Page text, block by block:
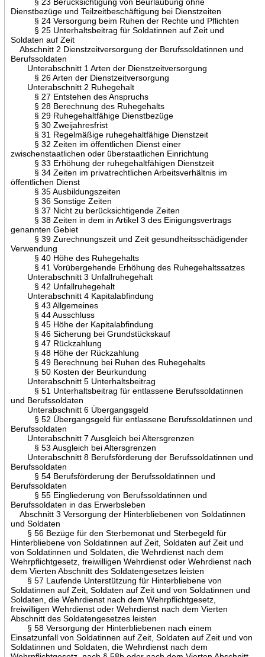
Dienstbezüge und Teilzeitbeschäftigung bei Dienstzeiten
§ 24 Versorgung beim Ruhen der Rechte und Pflichten
§ 25 Unterhaltsbeitrag für Soldatinnen auf Zeit und
Soldaten auf Zeit
Abschnitt 2 Dienstzeitversorgung der Berufssoldatinnen und
Berufssoldaten
Unterabschnitt 1 Arten der Dienstzeitversorgung
§ 26 Arten der Dienstzeitversorgung
Unterabschnitt 2 Ruhegehalt
§ 27 Entstehen des Anspruchs
§ 28 Berechnung des Ruhegehalts
§ 29 Ruhegehaltfähige Dienstbezüge
§ 30 Zweijahresfrist
§ 31 Regelmäßige ruhegehaltfähige Dienstzeit
§ 32 Zeiten im öffentlichen Dienst einer
zwischenstaatlichen oder überstaatlichen Einrichtung
§ 33 Erhöhung der ruhegehaltfähigen Dienstzeit
§ 34 Zeiten im privatrechtlichen Arbeitsverhältnis im
öffentlichen Dienst
§ 35 Ausbildungszeiten
§ 36 Sonstige Zeiten
§ 37 Nicht zu berücksichtigende Zeiten
§ 38 Zeiten in dem in Artikel 3 des Einigungsvertrags
genannten Gebiet
§ 39 Zurechnungszeit und Zeit gesundheitsschädigender
Verwendung
§ 40 Höhe des Ruhegehalts
§ 41 Vorübergehende Erhöhung des Ruhegehaltssatzes
Unterabschnitt 3 Unfallruhegehalt
§ 42 Unfallruhegehalt
Unterabschnitt 4 Kapitalabfindung
§ 43 Allgemeines
§ 44 Ausschluss
§ 45 Höhe der Kapitalabfindung
§ 46 Sicherung bei Grundstückskauf
§ 47 Rückzahlung
§ 48 Höhe der Rückzahlung
§ 49 Berechnung bei Ruhen des Ruhegehalts
§ 50 Kosten der Beurkundung
Unterabschnitt 5 Unterhaltsbeitrag
§ 51 Unterhaltsbeitrag für entlassene Berufssoldatinnen
und Berufssoldaten
Unterabschnitt 6 Übergangsgeld
§ 52 Übergangsgeld für entlassene Berufssoldatinnen und
Berufssoldaten
Unterabschnitt 7 Ausgleich bei Altersgrenzen
§ 53 Ausgleich bei Altersgrenzen
Unterabschnitt 8 Berufsförderung der Berufssoldatinnen und
Berufssoldaten
§ 54 Berufsförderung der Berufssoldatinnen und
Berufssoldaten
§ 55 Eingliederung von Berufssoldatinnen und
Berufssoldaten in das Erwerbsleben
Abschnitt 3 Versorgung der Hinterbliebenen von Soldatinnen
und Soldaten
§ 56 Bezüge für den Sterbemonat und Sterbegeld für
Hinterbliebene von Soldatinnen auf Zeit, Soldaten auf Zeit und
von Soldatinnen und Soldaten, die Wehrdienst nach dem
Wehrpflichtgesetz, freiwilligen Wehrdienst oder Wehrdienst nach
dem Vierten Abschnitt des Soldatengesetzes leisten
§ 57 Laufende Unterstützung für Hinterbliebene von
Soldatinnen auf Zeit, Soldaten auf Zeit und von Soldatinnen und
Soldaten, die Wehrdienst nach dem Wehrpflichtgesetz,
freiwilligen Wehrdienst oder Wehrdienst nach dem Vierten
Abschnitt des Soldatengesetzes leisten
§ 58 Versorgung der Hinterbliebenen nach einem
Einsatzunfall von Soldatinnen auf Zeit, Soldaten auf Zeit und von
Soldatinnen und Soldaten, die Wehrdienst nach dem